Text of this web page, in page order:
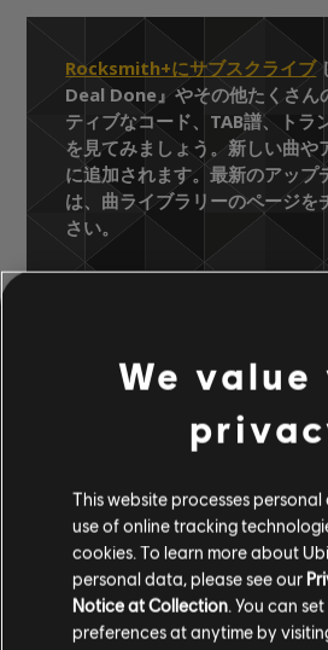
Rocksmith+にサブスクライブ
Deal Done』やその他たくさん
ティブなコード、TAB譜、トラ
を見てみましょう。新しい曲や
に追加されます。最新のアップ
は、曲ライブラリーのページを
さい。
曲ライブラリー
アーティ
Entombed
To Ride, Shoot Straight
承認済みの
We value
This website processes
use of online tracking
cookies. To learn more about
personal data, please see our
Notice at Collection . You can
preferences at anytime by